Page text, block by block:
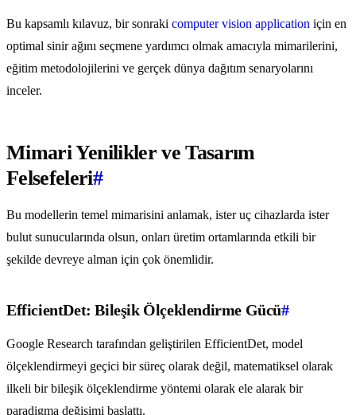
Bu kapsamlı kılavuz, bir sonraki computer vision application için en
optimal sinir ağını seçmene yardımcı olmak amacıyla mimarilerini,
eğitim metodolojilerini ve gerçek dünya dağıtım senaryolarını
inceler.
Mimari Yenilikler ve Tasarım
Felsefeleri#
Bu modellerin temel mimarisini anlamak, ister uç cihazlarda ister
bulut sunucularında olsun, onları üretim ortamlarında etkili bir
şekilde devreye alman için çok önemlidir.
EfficientDet: Bileşik Ölçeklendirme Gücü#
Google Research tarafından geliştirilen EfficientDet, model
ölçeklendirmeyi geçici bir süreç olarak değil, matematiksel olarak
ilkeli bir bileşik ölçeklendirme yöntemi olarak ele alarak bir
paradigma değişimi başlattı.